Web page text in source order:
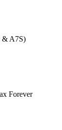
& A7S)
Forever